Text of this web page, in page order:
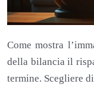
Come mostra
della bilancia il
termine. Scegliere